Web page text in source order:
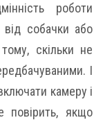
роботи
від собачки або
скільки не
І
камеру і
повірить, якщо